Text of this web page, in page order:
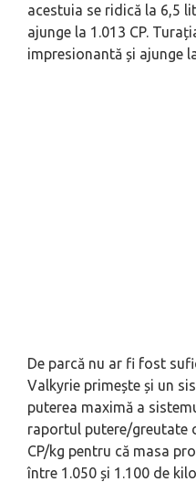
acestuia se ridică la 6,5
ajunge la 1.013 CP.
impresionantă și ajunge
De parcă nu ar fi fost
Valkyrie primește și un
puterea maximă a
raportul putere/greutate
CP/kg pentru că masa
între 1.050 și 1.100 de